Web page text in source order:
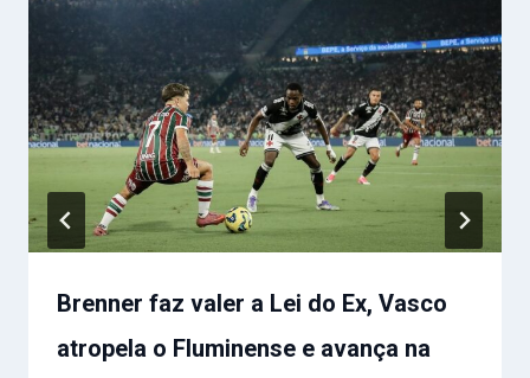
Brenner faz valer a Lei do Ex, Vasco
atropela o Fluminense e avança na